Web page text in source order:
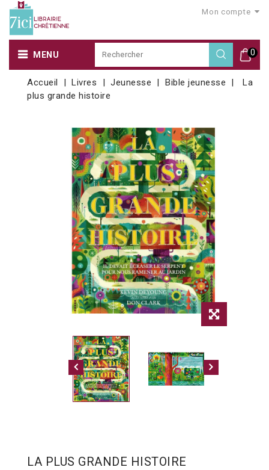
Mon compte
0
MENU
Accueil Livres Jeunesse Bible jeunesse
La
plus grande histoire
LA PLUS GRANDE HISTOIRE